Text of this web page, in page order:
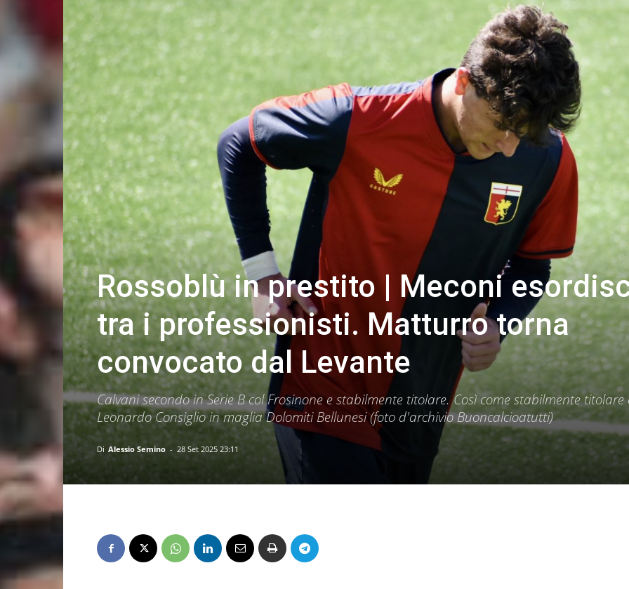
Rossoblù in prestito | Meconi
tra i professionisti. Matturro torna
convocato dal Levante
Calvani secondo in Serie B col Frosinone e stabilmente titolare. Così come stabilmente titolare
Leonardo Consiglio in maglia Dolomiti Bellunesi (foto d'archivio Buoncalcioatutti)
Di Alessio Semino - 28 Set 2025 23:11